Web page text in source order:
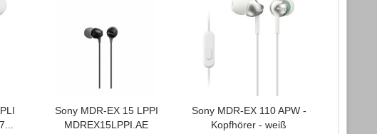
Sony MDR-EX 15 LPPI
MDREX15LPPI.AE
Sony MDR-EX 110 APW -
Kopfhörer - weiß